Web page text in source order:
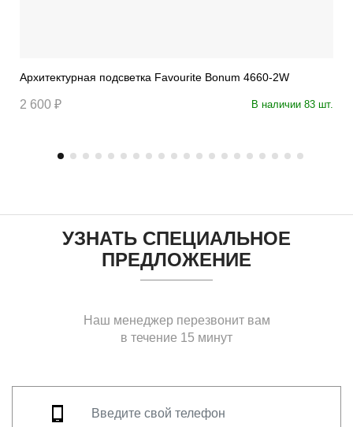
Архитектурная подсветка Favourite Bonum 4660-2W
2 600 ₽ В наличии 83 шт.
УЗНАТЬ СПЕЦИАЛЬНОЕ
ПРЕДЛОЖЕНИЕ
Наш менеджер перезвонит вам
в течение 15 минут